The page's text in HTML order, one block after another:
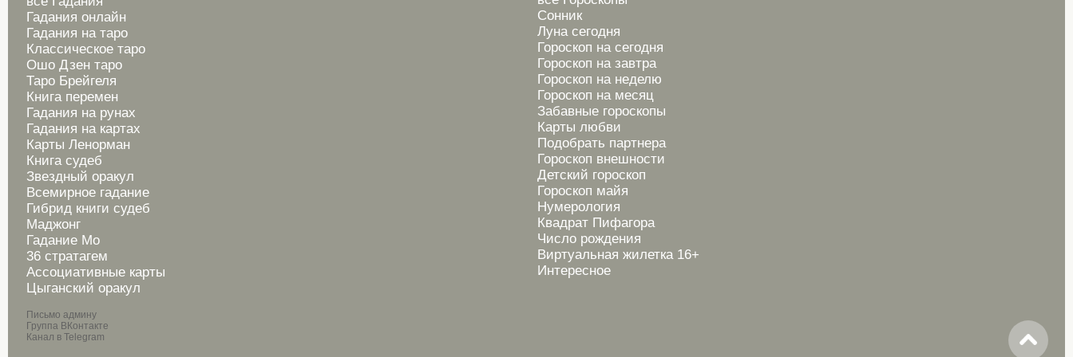
Гадания онлайн
Гадания на таро
Классическое таро
Ошо Дзен таро
Таро Брейгеля
Книга перемен
Гадания на рунах
Гадания на картах
Карты Ленорман
Книга судеб
Звездный оракул
Всемирное гадание
Гибрид книги судеб
Маджонг
Гадание Мо
36 стратагем
Ассоциативные карты
Цыганский оракул
Письмо админу
Группа ВКонтакте
Канал в Telegram
Сонник
Луна сегодня
Гороскоп на сегодня
Гороскоп на завтра
Гороскоп на неделю
Гороскоп на месяц
Забавные гороскопы
Карты любви
Подобрать партнера
Гороскоп внешности
Детский гороскоп
Гороскоп майя
Нумерология
Квадрат Пифагора
Число рождения
Виртуальная жилетка 16+
Интересное